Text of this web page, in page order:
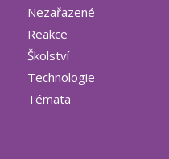
Nezařazené
Reakce
Školství
Technologie
Témata